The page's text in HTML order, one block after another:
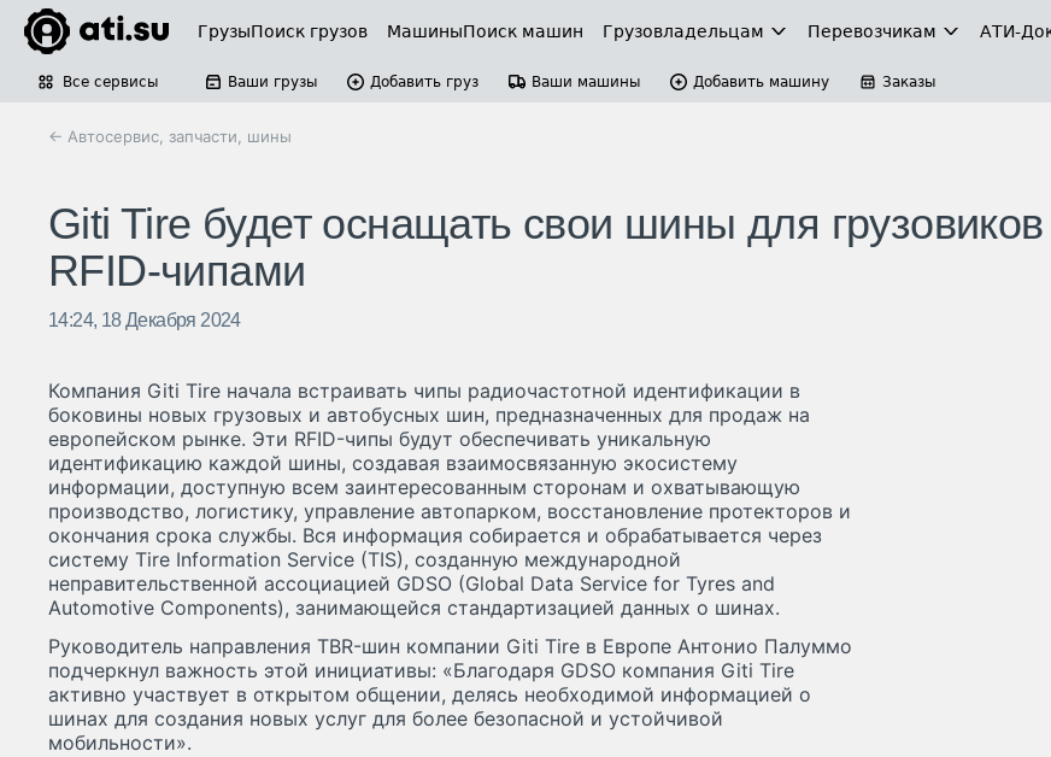
ГрузыПоиск грузов МашиныПоиск машин Грузовладельцам Перевозчикам АТИ-
Все сервисы Ваши грузы Добавить груз Ваши машины Добавить машину Заказы
← Автосервис, запчасти, шины
Giti Tire будет оснащать свои шины для грузовиков
RFID-чипами
14:24, 18 Декабря 2024
Компания Giti Tire начала встраивать чипы радиочастотной идентификации в
боковины новых грузовых и автобусных шин, предназначенных для продаж на
европейском рынке. Эти RFID-чипы будут обеспечивать уникальную
идентификацию каждой шины, создавая взаимосвязанную экосистему
информации, доступную всем заинтересованным сторонам и охватывающую
производство, логистику, управление автопарком, восстановление протекторов и
окончания срока службы. Вся информация собирается и обрабатывается через
систему Tire Information Service (TIS), созданную международной
неправительственной ассоциацией GDSO (Global Data Service for Tyres and
Automotive Components), занимающейся стандартизацией данных о шинах.
Руководитель направления TBR-шин компании Giti Tire в Европе Антонио Палуммо
подчеркнул важность этой инициативы: «Благодаря GDSO компания Giti Tire
активно участвует в открытом общении, делясь необходимой информацией о
шинах для создания новых услуг для более безопасной и устойчивой
мобильности».